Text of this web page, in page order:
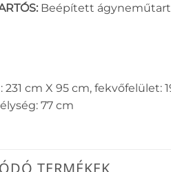
Beépített
231 cm X 95 cm, fekvőfelület:
77 cm
TERMÉKEK